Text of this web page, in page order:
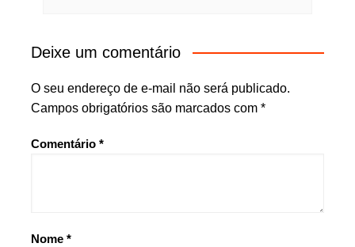
Deixe um comentário
O seu endereço de e-mail não será publicado.
Campos obrigatórios são marcados com *
Comentário *
Nome *